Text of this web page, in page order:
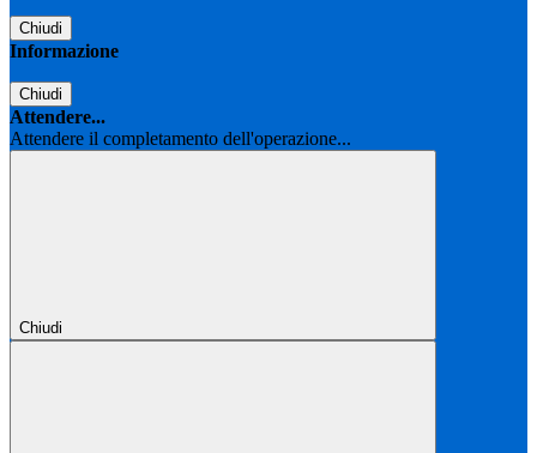
Chiudi
Informazione
Chiudi
Attendere...
Attendere il completamento dell'operazione...
Chiudi